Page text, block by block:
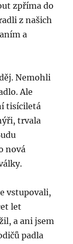
zpříma do
z našich
a
Nemohli
Ale
tisíciletá
trvala
nová
vstupovali,
let
a ani jsem
padla